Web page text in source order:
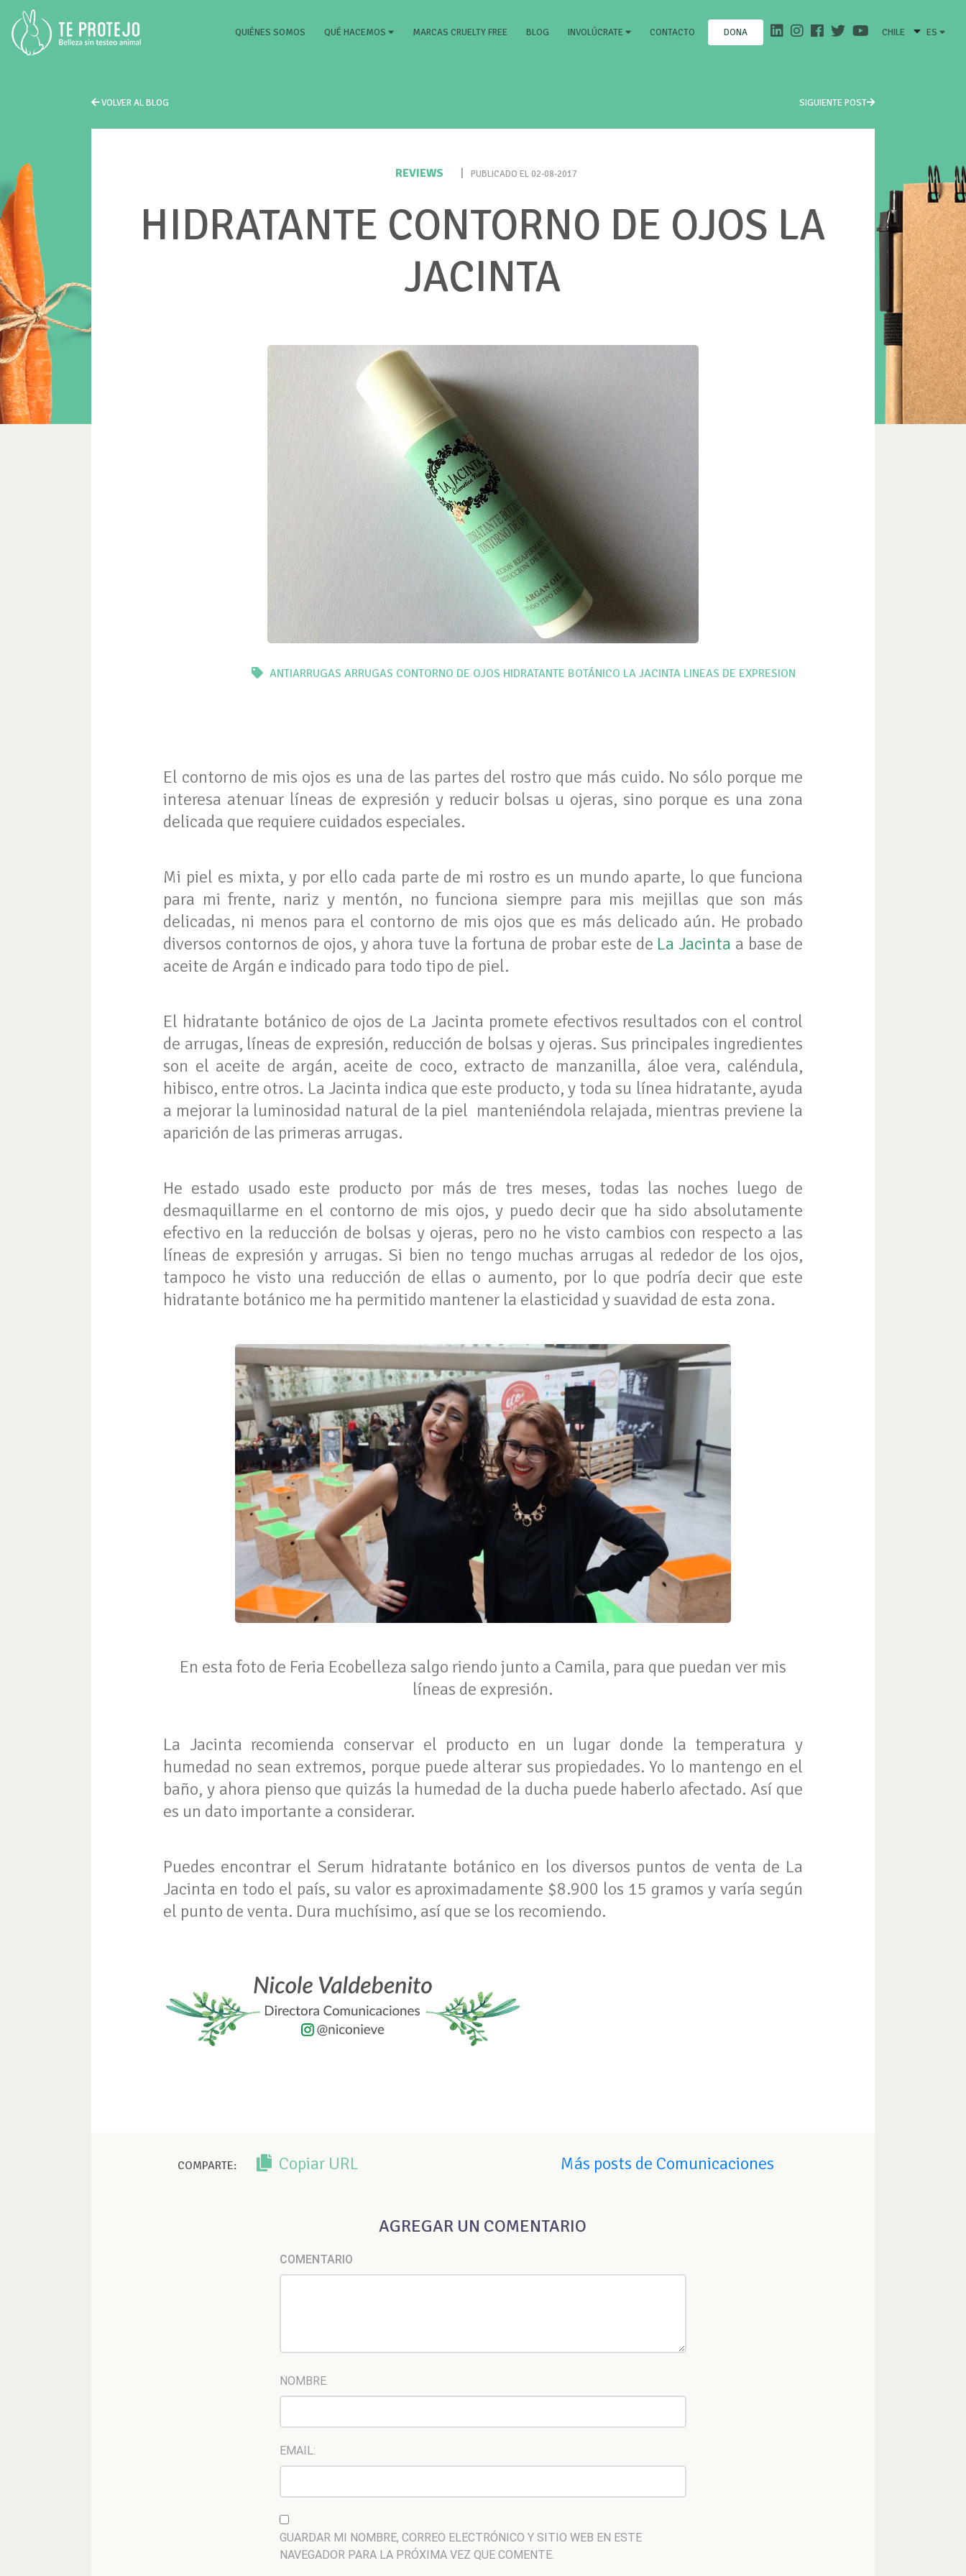
QUIÉNES SOMOS (CURRENT)
QUÉ HACEMOS MARCAS CRUELTY FREE BLOG INVOLÚCRATE CONTACTO DONA CHILE ES
VOLVER AL BLOG SIGUIENTE POST
REVIEWS PUBLICADO EL 02-08-2017
HIDRATANTE CONTORNO DE OJOS LA
JACINTA
ANTIARRUGAS ARRUGAS CONTORNO DE OJOS HIDRATANTE BOTÁNICO LA JACINTA LINEAS DE EXPRESION
El contorno de mis ojos es una de las partes del rostro que más cuido. No sólo porque me
interesa atenuar líneas de expresión y reducir bolsas u ojeras, sino porque es una zona
delicada que requiere cuidados especiales.
Mi piel es mixta, y por ello cada parte de mi rostro es un mundo aparte, lo que funciona
para mi frente, nariz y mentón, no funciona siempre para mis mejillas que son más
delicadas, ni menos para el contorno de mis ojos que es más delicado aún. He probado
diversos contornos de ojos, y ahora tuve la fortuna de probar este de La Jacinta a base de
aceite de Argán e indicado para todo tipo de piel.
El hidratante botánico de ojos de La Jacinta promete efectivos resultados con el control
de arrugas, líneas de expresión, reducción de bolsas y ojeras. Sus principales ingredientes
son el aceite de argán, aceite de coco, extracto de manzanilla, áloe vera, caléndula,
hibisco, entre otros. La Jacinta indica que este producto, y toda su línea hidratante, ayuda
a mejorar la luminosidad natural de la piel manteniéndola relajada, mientras previene la
aparición de las primeras arrugas.
He estado usado este producto por más de tres meses, todas las noches luego de
desmaquillarme en el contorno de mis ojos, y puedo decir que ha sido absolutamente
efectivo en la reducción de bolsas y ojeras, pero no he visto cambios con respecto a las
líneas de expresión y arrugas. Si bien no tengo muchas arrugas al rededor de los ojos,
tampoco he visto una reducción de ellas o aumento, por lo que podría decir que este
hidratante botánico me ha permitido mantener la elasticidad y suavidad de esta zona.
En esta foto de Feria Ecobelleza salgo riendo junto a Camila, para que puedan ver mis
líneas de expresión.
La Jacinta recomienda conservar el producto en un lugar donde la temperatura y
humedad no sean extremos, porque puede alterar sus propiedades. Yo lo mantengo en el
baño, y ahora pienso que quizás la humedad de la ducha puede haberlo afectado. Así que
es un dato importante a considerar.
Puedes encontrar el Serum hidratante botánico en los diversos puntos de venta de La
Jacinta en todo el país, su valor es aproximadamente $8.900 los 15 gramos y varía según
el punto de venta. Dura muchísimo, así que se los recomiendo.
COMPARTE: Copiar URL Más posts de Comunicaciones
AGREGAR UN COMENTARIO
COMENTARIO
NOMBRE
EMAIL:
GUARDAR MI NOMBRE, CORREO ELECTRÓNICO Y SITIO WEB EN ESTE
NAVEGADOR PARA LA PRÓXIMA VEZ QUE COMENTE.